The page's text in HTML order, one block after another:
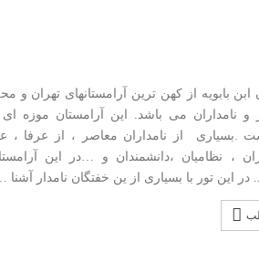
ابن بابویه از کهن ترین آرامستانهای تهران و
و نامداران می باشد. این آرامستان موزه
.بسیاری از نامداران معاصر ، از عرفا ،
در این تور با بسیاری از ین خفتگان نامدار آشنا …